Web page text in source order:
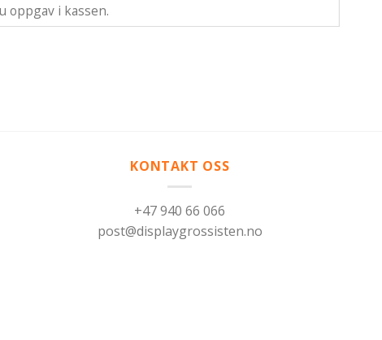
KONTAKT OSS
+47 940 66 066
post@displaygrossisten.no